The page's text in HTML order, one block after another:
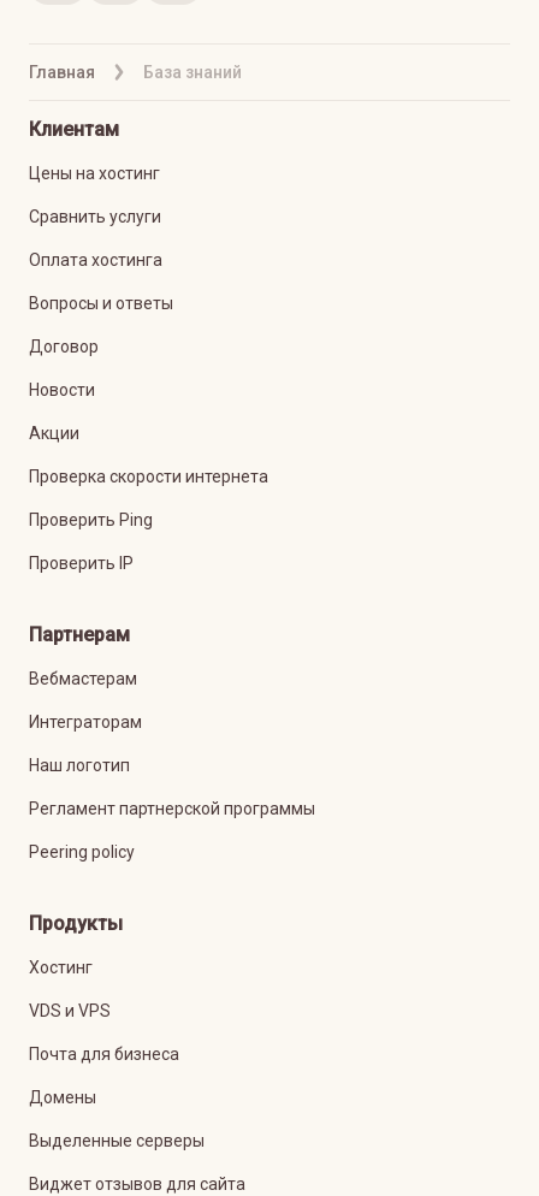
Главная База знаний
Клиентам
Цены на хостинг
Сравнить услуги
Оплата хостинга
Вопросы и ответы
Договор
Новости
Акции
Проверка скорости интернета
Проверить Ping
Проверить IP
Партнерам
Вебмастерам
Интеграторам
Наш логотип
Регламент партнерской программы
Peering policy
Продукты
Хостинг
VDS и VPS
Почта для бизнеса
Домены
Выделенные серверы
Виджет отзывов для сайта